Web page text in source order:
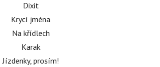
Dixit
Krycí jména
Na křídlech
Karak
Jízdenky, prosím!